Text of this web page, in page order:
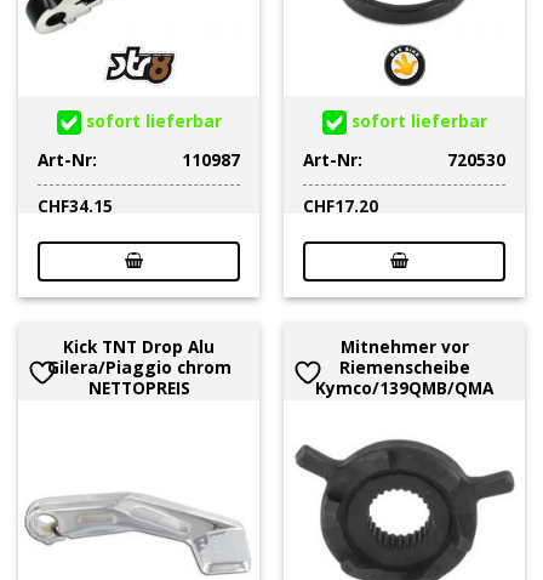
sofort lieferbar
Art-Nr:
110987
CHF34.15
sofort lieferbar
Art-Nr:
720530
CHF17.20
Kick TNT Drop Alu
Gilera/Piaggio chrom
NETTOPREIS
Mitnehmer vor
Riemenscheibe
Kymco/139QMB/QMA